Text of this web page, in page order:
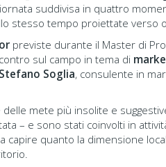
suddivisa in quattro
stesso tempo proiettate verso
previste durante il Master di
sul campo in tema di
Stefano Soglia, consulente in
mete più insolite e
– e sono stati coinvolti in
capire quanto la dimensione